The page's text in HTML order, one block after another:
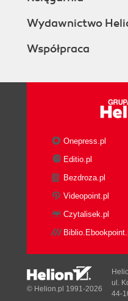
Wydawnictwo
Współpraca
Onepress.pl
Editio.pl
Bezdroza.pl
Videopoint.pl
Czytalisek.pl
© Helion.pl 1991-2026
ul.
44-